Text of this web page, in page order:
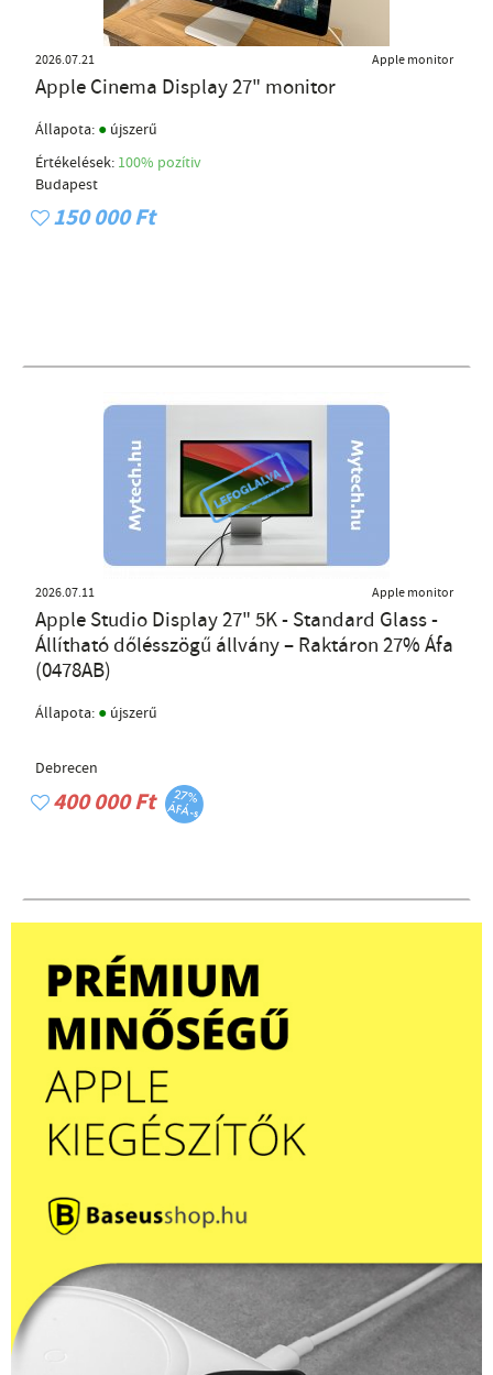
2026.07.21 Apple monitor
Apple Cinema Display 27" monitor
Állapota: ● újszerű
Értékelések: 100% pozítiv
Budapest
150 000 Ft
2026.07.11 Apple monitor
Apple Studio Display 27" 5K - Standard Glass -
Állítható dőlésszögű állvány – Raktáron 27% Áfa
(0478AB)
Állapota: ● újszerű
Debrecen
400 000 Ft